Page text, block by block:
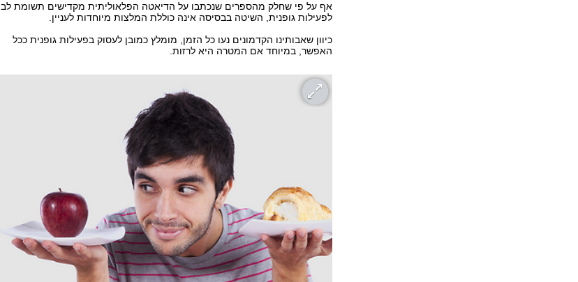
אף על פי שחלק מהספרים שנכתבו על הדיאטה הפלאוליתית מקדישים תשומת לב
לפעילות גופנית, השיטה בבסיסה אינה כוללת המלצות מיוחדות לעניין.
כיוון שאבותינו הקדמונים נעו כל הזמן, מומלץ כמובן לעסוק בפעילות גופנית ככל
האפשר, במיוחד אם המטרה היא לרזות.